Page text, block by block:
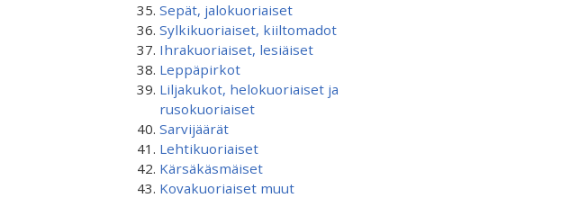
Sepät, jalokuoriaiset
Sylkikuoriaiset, kiiltomadot
Ihrakuoriaiset, lesiäiset
Leppäpirkot
Liljakukot, helokuoriaiset ja
rusokuoriaiset
Sarvijäärät
Lehtikuoriaiset
Kärsäkäsmäiset
Kovakuoriaiset muut